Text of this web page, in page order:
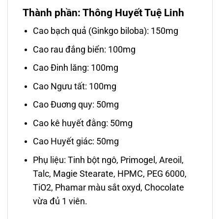
Thành phần: Thông Huyết Tuệ Linh
Cao bạch quả (Ginkgo biloba): 150mg
Cao rau đắng biển: 100mg
Cao Đinh lăng: 100mg
Cao Ngưu tất: 100mg
Cao Đuơng quy: 50mg
Cao kê huyết đằng: 50mg
Cao Huyết giác: 50mg
Phụ liệu: Tinh bột ngô, Primogel, Areoil,
Talc, Magie Stearate, HPMC, PEG 6000,
TiO2, Phamar màu sắt oxyd, Chocolate
vừa đủ 1 viên.